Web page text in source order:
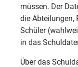
müssen. Der
die Abteilungen,
Schüler
in das
Über das